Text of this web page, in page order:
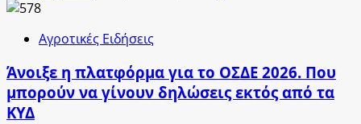
Αγροτικές Ειδήσεις
Άνοιξε η πλατφόρμα για το ΟΣΔΕ 2026. Που
μπορούν να γίνουν δηλώσεις εκτός από τα
ΚΥΔ